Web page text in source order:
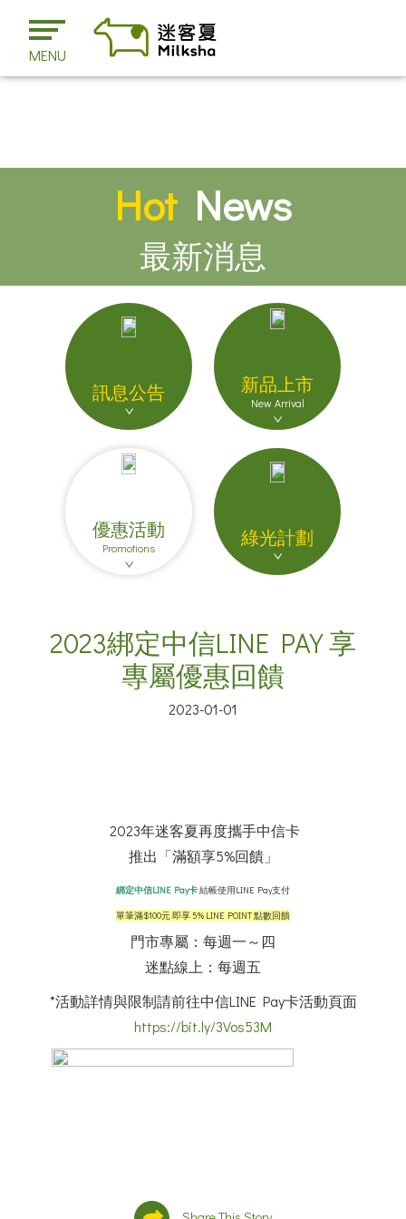
MENU
HotNews
最新消息
訊息公告 新品上市
New Arrival
優惠活動
Promotions 綠光計劃
2023綁定中信LINE PAY 享
專屬優惠回饋
2023-01-01
2023年迷客夏再度攜手中信卡
推出「滿額享5%回饋」
綁定中信LINE Pay卡結帳使用LINE Pay支付
單筆滿$100元 即享 5% LINE POINT 點數回饋
門市專屬：每週一～四
迷點線上：每週五
*活動詳情與限制請前往中信LINE Pay卡活動頁面
https://bit.ly/3Vos53M